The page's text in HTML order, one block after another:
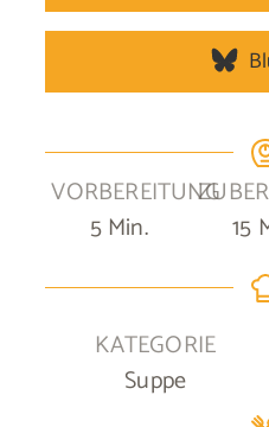
VORBEREITUNG
5Minuten
Min.
15
KATEGORIE
Suppe